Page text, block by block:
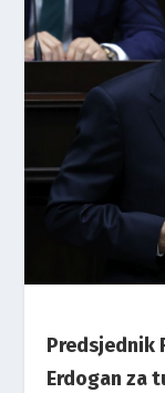
Predsjednik
Erdogan za